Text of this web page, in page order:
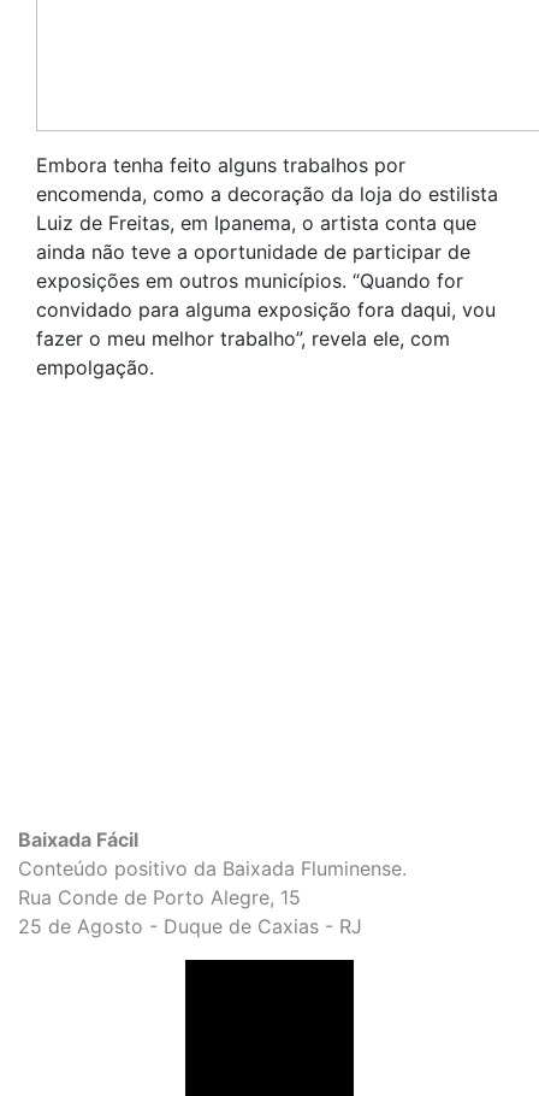
Embora tenha feito alguns trabalhos por
encomenda, como a decoração da loja do estilista
Luiz de Freitas, em Ipanema, o artista conta que
ainda não teve a oportunidade de participar de
exposições em outros municípios. “Quando for
convidado para alguma exposição fora daqui, vou
fazer o meu melhor trabalho”, revela ele, com
empolgação.
Baixada Fácil
Conteúdo positivo da Baixada Fluminense.
Rua Conde de Porto Alegre, 15
25 de Agosto - Duque de Caxias - RJ